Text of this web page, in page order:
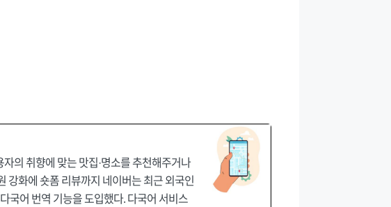
의 취향에 맞는 맛집·명소를 추천해주거나
강화에 숏폼 리뷰까지 네이버는 최근 외국인
국어 번역 기능을 도입했다. 다국어 서비스